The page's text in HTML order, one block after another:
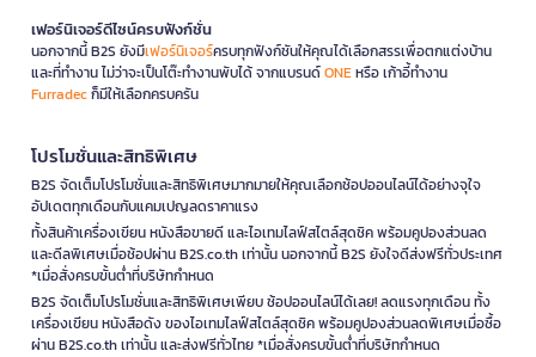
เฟอร์นิเจอร์ดีไซน์ครบฟังก์ชั่น
นอกจากนี้ B2S ยังมีเฟอร์นิเจอร์ครบทุกฟังก์ชันให้คุณได้เลือกสรรเพื่อตกแต่งบ้าน
และที่ทำงาน ไม่ว่าจะเป็นโต๊ะทำงานพับได้ จากแบรนด์ONEหรือ เก้าอี้ทำงาน
Furradecก็มีให้เลือกครบครัน
โปรโมชั่นและสิทธิพิเศษ
B2S จัดเต็มโปรโมชั่นและสิทธิพิเศษมากมายให้คุณเลือกช้อปออนไลน์ได้อย่างจุใจ
อัปเดตทุกเดือนกับแคมเปญลดราคาแรง
ทั้งสินค้าเครื่องเขียน หนังสือขายดี และไอเทมไลฟ์สไตล์สุดชิค พร้อมคูปองส่วนลด
และดีลพิเศษเมื่อช้อปผ่าน B2S.co.th เท่านั้น นอกจากนี้ B2S ยังใจดีส่งฟรีทั่วประเทศ
*เมื่อสั่งครบขั้นต่ำที่บริษัทกำหนด
B2S จัดเต็มโปรโมชั่นและสิทธิพิเศษเพียบ ช้อปออนไลน์ได้เลย! ลดแรงทุกเดือน ทั้ง
เครื่องเขียน หนังสือดัง ของไอเทมไลฟ์สไตล์สุดชิค พร้อมคูปองส่วนลดพิเศษเมื่อซื้อ
ผ่าน B2S.co.th เท่านั้น และส่งฟรีทั่วไทย *เมื่อสั่งครบขั้นต่ำที่บริษัทกำหนด